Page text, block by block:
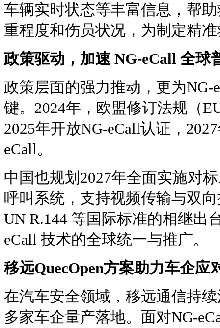
车辆实时状态等丰富信息，帮
重程度和伤员状况，为制定精
政策驱动，加速 NG-eCall 全球
政策层面的强力推动，更为NG-
键。2024年，欧盟修订法规（
2025年开放NG-eCall认证，
eCall。
中国也规划2027年全面实施对
呼叫系统，支持视频传输与双
UN R.144 等国际标准的相继出
eCall 技术的全球统一与推广。
移远QuecOpen方案助力车企应
在汽车安全领域，移远通信持
多家车企量产落地。面对NG-